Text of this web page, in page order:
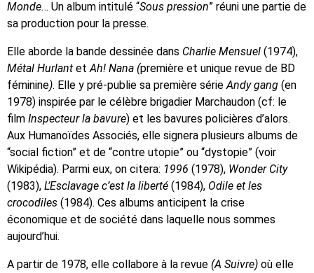
Monde… Un album intitulé “Sous pression” réuni une partie de
sa production pour la presse.
Elle aborde la bande dessinée dans Charlie Mensuel (1974),
Métal Hurlant etAh! Nana (première et unique revue de BD
féminine). Elle y pré-publie sa première sérieAndy gang (en
1978) inspirée par le célèbre brigadier Marchaudon (cf: le
film Inspecteur la bavure) et les bavures policières d’alors.
Aux Humanoïdes Associés, elle signera plusieurs albums de
“social fiction” et de “contre utopie” ou “dystopie” (voir
Wikipédia). Parmi eux, on citera: 1996 (1978), Wonder City
(1983), L’Esclavage c’est la liberté (1984), Odile et les
crocodiles (1984). Ces albums anticipent la crise
économique et de société dans laquelle nous sommes
aujourd’hui.
A partir de 1978, elle collabore à la revue (A Suivre) où elle